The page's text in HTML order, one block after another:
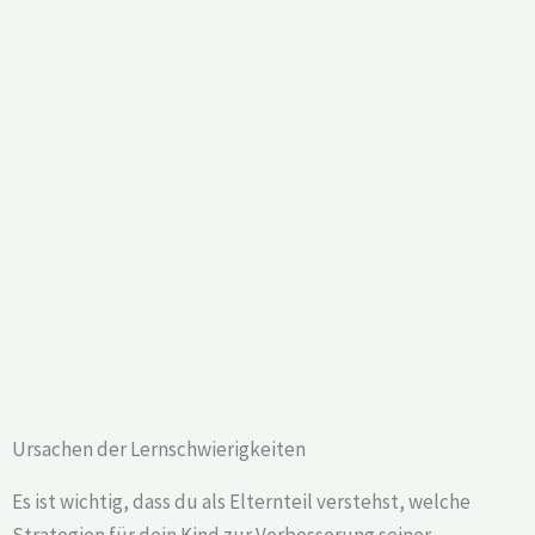
Ursachen der Lernschwierigkeiten
Es ist wichtig, dass du als Elternteil verstehst, welche